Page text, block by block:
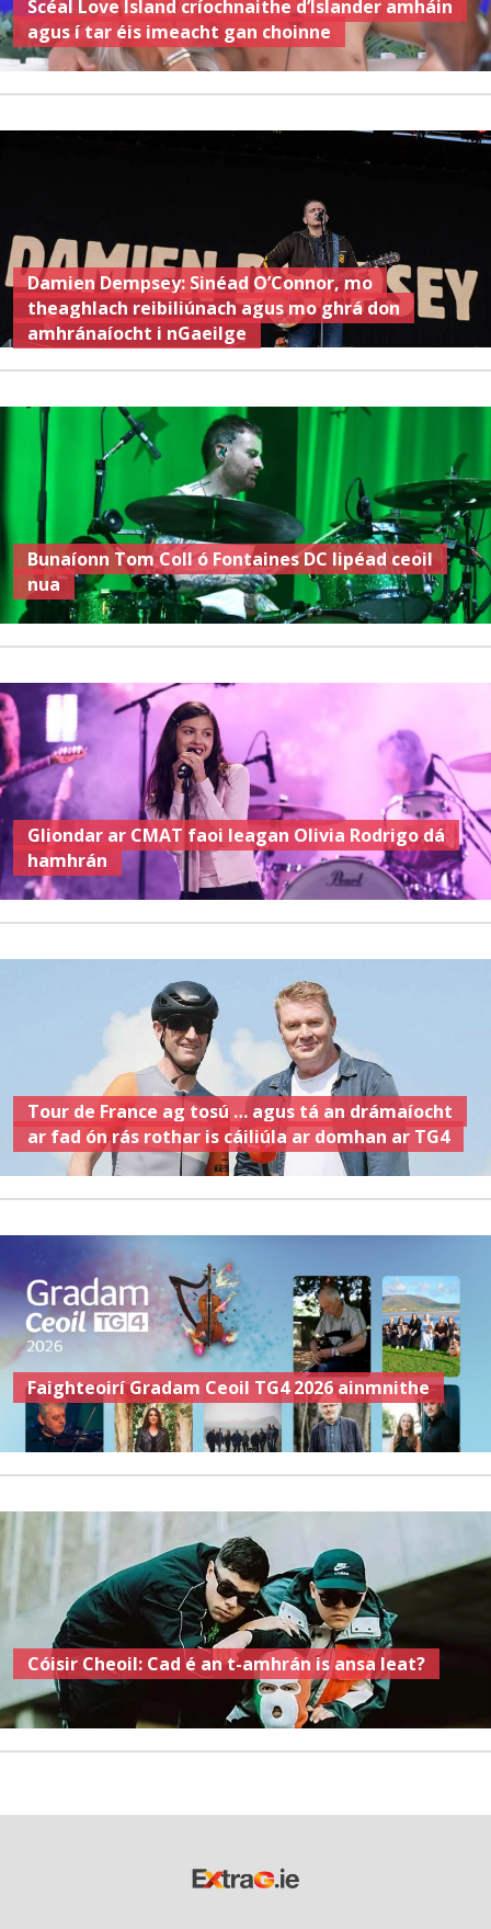
Scéal Love Island críochnaithe d’Islander amháin
agus í tar éis imeacht gan choinne
Damien Dempsey: Sinéad O’Connor, mo
theaghlach reibiliúnach agus mo ghrá don
amhránaíocht i nGaeilge
Bunaíonn Tom Coll ó Fontaines DC lipéad ceoil
nua
Gliondar ar CMAT faoi leagan Olivia Rodrigo dá
hamhrán
Tour de France ag tosú … agus tá an drámaíocht
ar fad ón rás rothar is cáiliúla ar domhan ar TG4
Faighteoirí Gradam Ceoil TG4 2026 ainmnithe
Cóisir Cheoil: Cad é an t-amhrán is ansa leat?